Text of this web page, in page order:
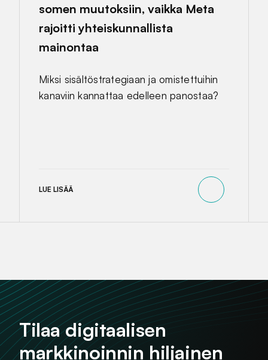
somen muutoksiin, vaikka Meta
rajoitti yhteiskunnallista
mainontaa
Miksi sisältöstrategiaan ja omistettuihin
kanaviin kannattaa edelleen panostaa?
LUE LISÄÄ
Tilaa digitaalisen
markkinoinnin hiljainen